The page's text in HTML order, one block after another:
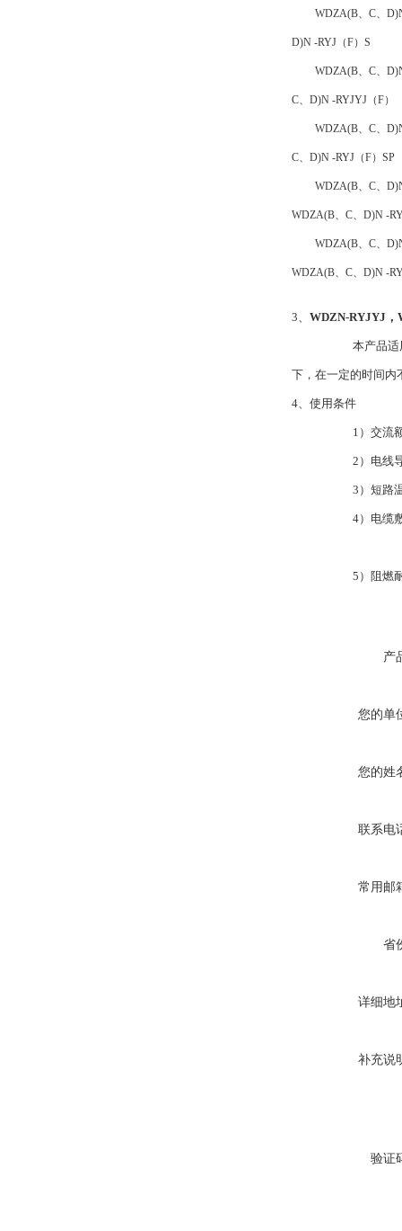
WDZA(B、C、
D)N -RYJ（F）S
WDZA(B、C、
C、D)N -RYJYJ（F）
WDZA(B、C、
C、D)N -RYJ（F）SP
WDZA(B、C、
WDZA(B、C、D)N -
WDZA(B、C、
WDZA(B、C、D)N -
3、 WDZN-RYJYJ，
本产品适用于交
下，在一定的时间
4、使用条件
1）交流额定电
2）电线导体的
3）短路温度应
4）电缆敷设时，
5）阻燃耐火特
产
您的单
您的姓
联系电
常用邮
省
详细地
补充说
验证